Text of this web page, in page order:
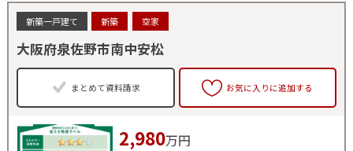
新築一戸建て 新築 空家
大阪府泉佐野市南中安松
まとめて資料請求 お気に入りに追加する
2,980万円